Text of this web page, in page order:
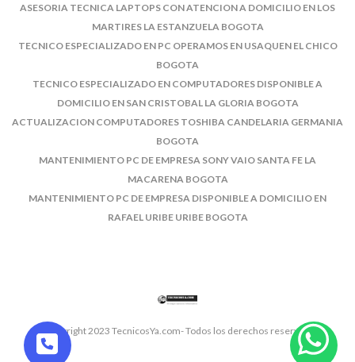
ASESORIA TECNICA LAPTOPS CON ATENCION A DOMICILIO EN LOS
MARTIRES LA ESTANZUELA BOGOTA
TECNICO ESPECIALIZADO EN PC OPERAMOS EN USAQUEN EL CHICO
BOGOTA
TECNICO ESPECIALIZADO EN COMPUTADORES DISPONIBLE A
DOMICILIO EN SAN CRISTOBAL LA GLORIA BOGOTA
ACTUALIZACION COMPUTADORES TOSHIBA CANDELARIA GERMANIA
BOGOTA
MANTENIMIENTO PC DE EMPRESA SONY VAIO SANTA FE LA
MACARENA BOGOTA
MANTENIMIENTO PC DE EMPRESA DISPONIBLE A DOMICILIO EN
RAFAEL URIBE URIBE BOGOTA
© Copyright 2023 TecnicosYa.com- Todos los derechos reservados